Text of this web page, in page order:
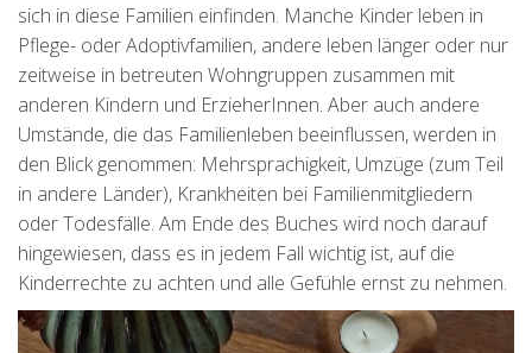
sich in diese Familien einfinden. Manche Kinder leben in
Pflege- oder Adoptivfamilien, andere leben länger oder nur
zeitweise in betreuten Wohngruppen zusammen mit
anderen Kindern und ErzieherInnen. Aber auch andere
Umstände, die das Familienleben beeinflussen, werden in
den Blick genommen: Mehrsprachigkeit, Umzüge (zum Teil
in andere Länder), Krankheiten bei Familienmitgliedern
oder Todesfälle. Am Ende des Buches wird noch darauf
hingewiesen, dass es in jedem Fall wichtig ist, auf die
Kinderrechte zu achten und alle Gefühle ernst zu nehmen.